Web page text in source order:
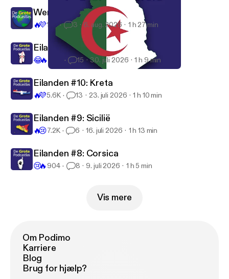
door naar Tonga, ṭṭṛeḥ! See
omnystudio.com/listener [https://omnystudio.com/li
stener] for privacy information.
De Grote Podcastlas
Wereldsteden #17: Kaapstad
🔥💜197 3 6. aug. 2026 1 h 27 min
Eilanden #11: Sardinië
😂🔥 15 30. juli 2026 1 h 9 min
Eilanden #10: Kreta
🔥💜5.6K 13 23. juli 2026 1 h 10 min
Eilanden #9: Sicilië
🔥😢7.2K 6 16. juli 2026 1 h 13 min
Eilanden #8: Corsica
😢🔥 904 8 9. juli 2026 1 h 5 min
Vis mere
Om Podimo
Karriere
Blog
Brug for hjælp?